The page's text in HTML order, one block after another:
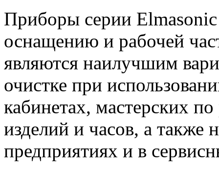
Приборы серии
оснащению и рабочей
являются наилучшим
очистке при
кабинетах, мастерских
изделий и часов, а
предприятиях и в